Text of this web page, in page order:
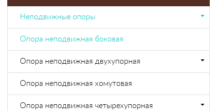
Неподвижные опоры
Опора неподвижная боковая
Опора неподвижная двухупорная
Опора неподвижная хомутовая
Опора неподвижная четырехупорная